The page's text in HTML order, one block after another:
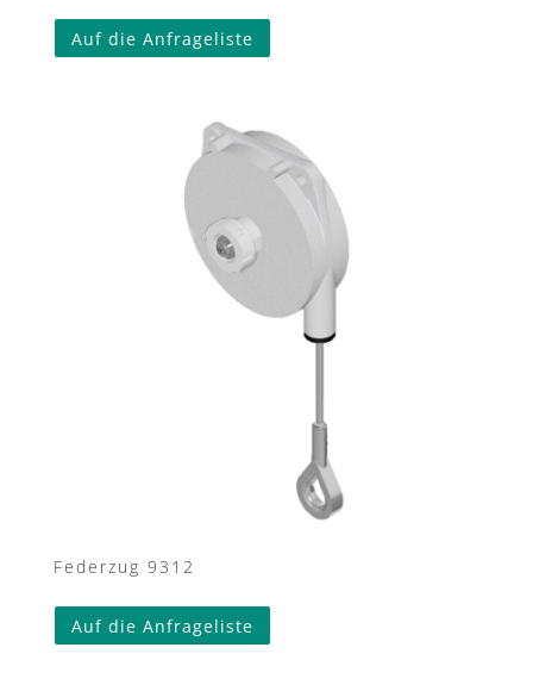
Auf die Anfrageliste
Federzug 9312
Auf die Anfrageliste